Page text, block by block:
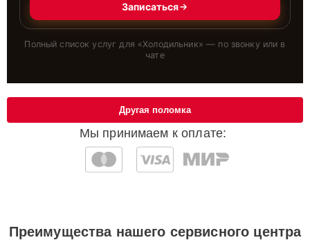
Записаться
Полный список услуг для «Холодильник» — по звонку или в
чате
Мы принимаем к оплате:
Другая поломка
Преимущества нашего сервисного центра